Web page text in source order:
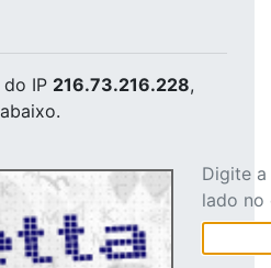
do IP 216.73.216.228,
Digite
lado no